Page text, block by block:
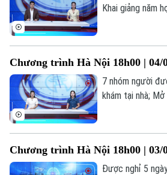
Khai giảng năm
Chương trình Hà Nội 18h00 | 04/
7 nhóm người
khám tại nhà;
nay.
Chương trình Hà Nội 18h00 | 03/
Được nghỉ 5